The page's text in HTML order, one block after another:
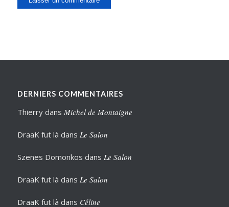
DERNIERS COMMENTAIRES
Thierrydans Michel de Montaigne
DraaK fut là dans Le Salon
Szenes Domonkos dans Le Salon
DraaK fut là dans Le Salon
DraaK fut là dans Céline